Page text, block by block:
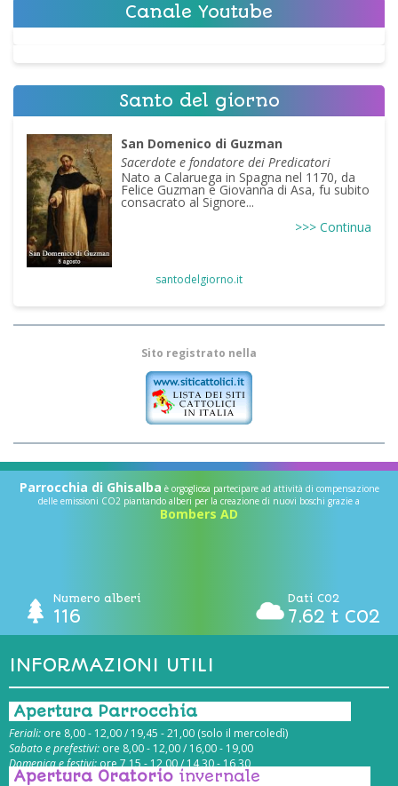
Canale Youtube
Santo del giorno
San Domenico di Guzman
Sacerdote e fondatore dei Predicatori
Nato a Calaruega in Spagna nel 1170, da
Felice Guzman e Giovanna di Asa, fu subito
consacrato al Signore...
>>> Continua
santodelgiorno.it
Sito registrato nella
Parrocchia di Ghisalba è orgogliosa partecipare ad attività di compensazione
delle emissioni CO2 piantando alberi per la creazione di nuovi boschi grazie a
Bombers AD
Numero alberi
116
Dati CO2
7.62 t CO2
INFORMAZIONI UTILI
Apertura Parrocchia
Feriali: ore 8,00 - 12,00 / 19,45 - 21,00 (solo il mercoledì)
Sabato e prefestivi: ore 8,00 - 12,00 / 16,00 - 19,00
Domenica e festivi:ore 7,15 - 12,00 / 14,30 - 16,30
Apertura Oratorio invernale